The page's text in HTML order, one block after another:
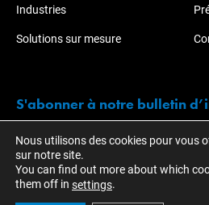
Industries
Solutions sur mesure
S'abonner à notre bulletin
Restez informé des actions et
Nous utilisons des cookies pour vous
sur notre site.
You can find out more about which
them off in settings.